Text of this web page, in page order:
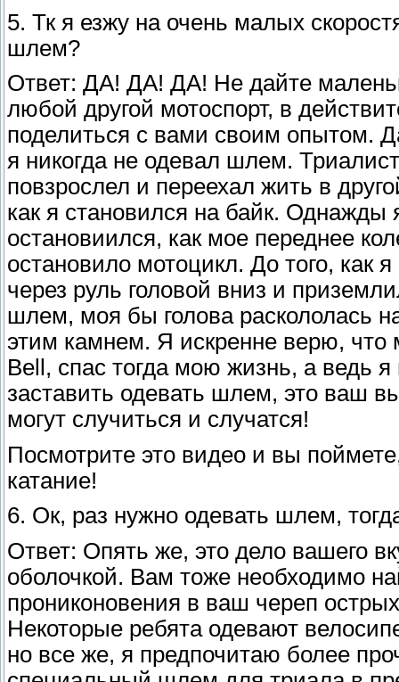
5. Тк я езжу на очень малых
шлем?
Ответ: ДА! ДА! ДА! Не дайте
любой другой мотоспорт, в
поделиться с вами своим опытом.
я никогда не одевал шлем.
повзрослел и переехал жить в
как я становился на байк. Однажды
остановиился, как мое переднее
остановило мотоцикл. До того,
через руль головой вниз и
шлем, моя бы голова раскололась
этим камнем. Я искренне верю,
Bell, спас тогда мою жизнь, а ведь
заставить одевать шлем, это ваш
могут случиться и случатся!
Посмотрите это видео и вы
катание!
6. Ок, раз нужно одевать шлем,
Ответ: Опять же, это дело вашего
оболочкой. Вам тоже необходимо
прониконовения в ваш череп
Некоторые ребята одевают
но все же, я предпочитаю более